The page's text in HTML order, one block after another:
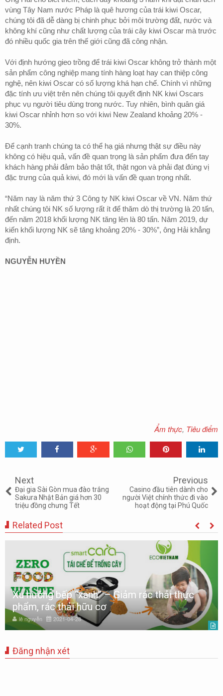
vùng Tây Nam nước Pháp là quê hương của trái kiwi Oscar,
chúng tôi đã dễ dàng bị chinh phục bởi môi trường đất, nước và
không khí cũng như chất lượng của trái cây kiwi Oscar mà trước
đó nhiều quốc gia trên thế giới cũng đã công nhận.
Với định hướng gieo trồng để trái kiwi Oscar không trở thành một
sản phẩm công nghiệp mang tính hàng loạt hay can thiệp công
nghệ, nên kiwi Oscar có số lượng khá hạn chế. Chính vì những
đặc tính ưu việt trên nên chúng tôi quyết định NK kiwi Oscars
phục vụ người tiêu dùng trong nước. Tuy nhiên, bình quân giá
kiwi Oscar nhỉnh hơn so với kiwi New Zealand khoảng 20% -
30%.
Để cạnh tranh chúng ta có thể hạ giá nhưng thật sự điều này
không có hiệu quả, vấn đề quan trọng là sản phẩm đưa đến tay
khách hàng phải đảm bảo thật tốt, thật ngon và phải đạt đúng vị
đặc trưng của quả kiwi, đó mới là vấn đề quan trọng nhất.
“Năm nay là năm thứ 3 Công ty NK kiwi Oscar về VN. Năm thứ
nhất chúng tôi NK số lượng rất ít để thăm dò thị trường là 20 tấn,
đến năm 2018 khối lượng NK tăng lên là 80 tấn. Năm 2019, dự
kiến khối lượng NK sẽ tăng khoảng 20% - 30%”, ông Hải khẳng
định.
NGUYỄN HUYỀN
Ẩm thực, Tiêu điểm
Next
Đại gia Sài Gòn mua đào trắng
Sakura Nhật Bản giá hơn 30
triệu đồng chưng Tết
Previous
Casino đầu tiên dành cho
người Việt chính thức đi vào
hoạt động tại Phú Quốc
Related Post
Xu hướng bếp “xanh” – Giảm rác thải thực
phẩm, rác thải hữu cơ
lê nguyễn 2021-04-28
Đăng nhận xét